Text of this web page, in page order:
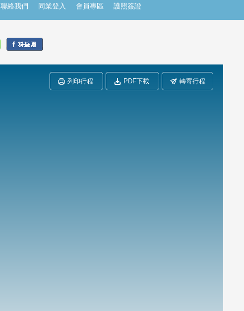
聯絡我們 同業登入 會員專區 護照簽證
列印行程 PDF下載 轉寄行程